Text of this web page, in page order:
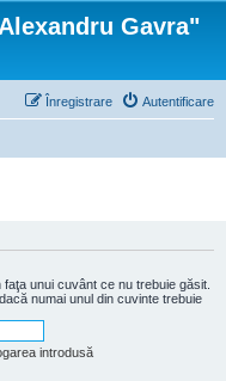
Gavra"
Autentificare
Înregistrare
faţa unui cuvânt ce nu trebuie găsit.
numai unul din cuvinte trebuie
introdusă